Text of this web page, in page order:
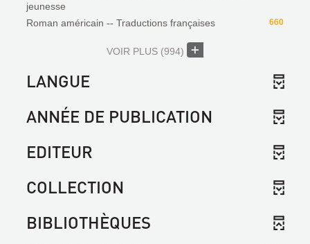
jeunesse
660
Roman américain -- Traductions françaises
VOIR PLUS (994)
LANGUE
ANNÉE DE PUBLICATION
EDITEUR
COLLECTION
BIBLIOTHÈQUES